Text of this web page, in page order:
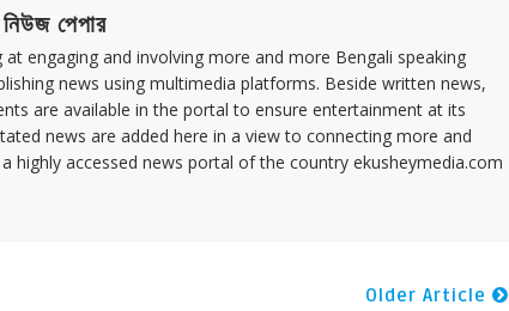
পেপার
engaging and involving more and more Bengali speaking
news using multimedia platforms. Beside written news,
are available in the portal to ensure entertainment at its
news are added here in a view to connecting more and
highly accessed news portal of the country ekusheymedia.com
Older Article